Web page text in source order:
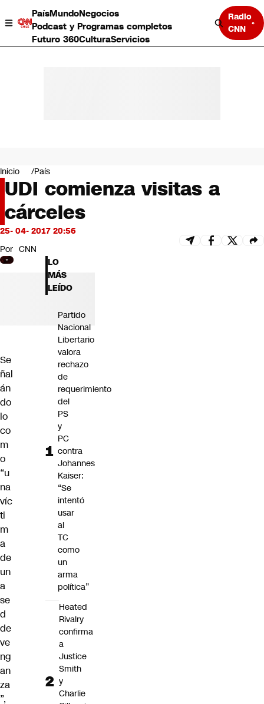
PaísMundoNegocios
Podcast y Programas completos
Futuro 360CulturaServicios
Radio
CNN
Negocios
Deportes
Programas completos
Cultura
Servicios
Bits
CNN Data
CNN tiempo
Futuro 360
Inicio País
UDI comienza visitas a
cárceles
25- 04- 2017 20:56
Por CNN
Se
ñal
án
do
lo
co
m
o
“u
na
víc
ti
m
a
de
un
a
se
d
de
ve
ng
an
za
”,
LO
MÁS
LEÍDO
Partido
Nacional
Libertario
valora
rechazo
de
requerimiento
del
PS
y
PC
contra
Johannes
Kaiser:
“Se
intentó
usar
al
TC
como
un
arma
política”
Heated
Rivalry
confirma
a
Justice
Smith
y
Charlie